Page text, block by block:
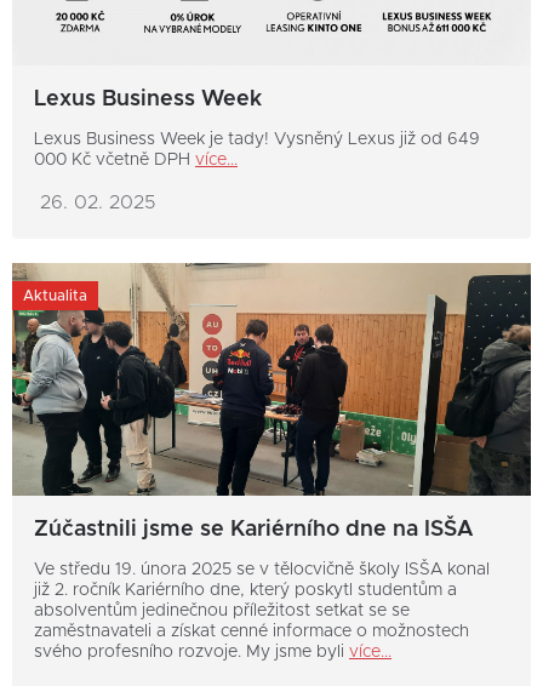
Lexus Business Week
Lexus Business Week je tady! Vysněný Lexus již od 649
000 Kč včetně DPH více...
26. 02. 2025
Aktualita
Zúčastnili jsme se Kariérního dne na ISŠA
Ve středu 19. února 2025 se v tělocvičně školy ISŠA konal
již 2. ročník Kariérního dne, který poskytl studentům a
absolventům jedinečnou příležitost setkat se se
zaměstnavateli a získat cenné informace o možnostech
svého profesního rozvoje. My jsme byli více...